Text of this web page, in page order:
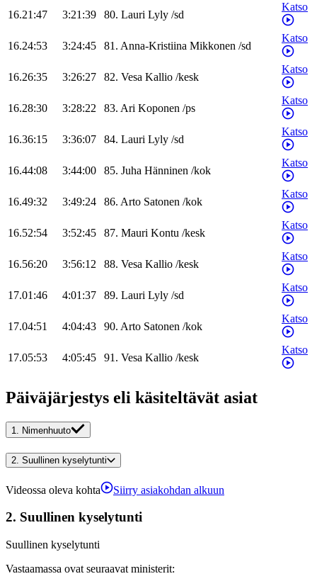
16.21:47 3:21:39 80. Lauri Lyly /sd
Katso
16.24:53 3:24:45 81. Anna-Kristiina Mikkonen /sd
Katso
16.26:35 3:26:27 82. Vesa Kallio /kesk
Katso
16.28:30 3:28:22 83. Ari Koponen /ps
Katso
16.36:15 3:36:07 84. Lauri Lyly /sd
Katso
16.44:08 3:44:00 85. Juha Hänninen /kok
Katso
16.49:32 3:49:24 86. Arto Satonen /kok
Katso
16.52:54 3:52:45 87. Mauri Kontu /kesk
Katso
16.56:20 3:56:12 88. Vesa Kallio /kesk
Katso
17.01:46 4:01:37 89. Lauri Lyly /sd
Katso
17.04:51 4:04:43 90. Arto Satonen /kok
Katso
17.05:53 4:05:45 91. Vesa Kallio /kesk
Katso
Päiväjärjestys eli käsiteltävät asiat
1. Nimenhuuto
2. Suullinen kyselytunti
Videossa oleva kohta Siirry asiakohdan alkuun
2. Suullinen kyselytunti
Suullinen kyselytunti
Vastaamassa ovat seuraavat ministerit: